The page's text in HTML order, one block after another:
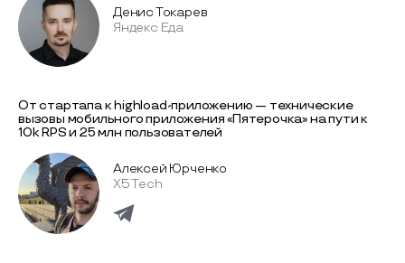
Денис Токарев
Яндекс Еда
От стартапа к highload-приложению — технические
вызовы мобильного приложения «Пятерочка» на пути к
10k RPS и 25 млн пользователей
Алексей Юрченко
X5 Tech